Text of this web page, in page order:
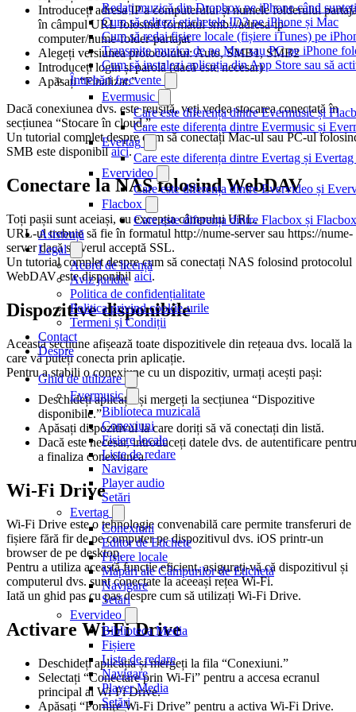
Redați muzică din Dropbox pe iPhone când
Cum să editezi etichetele ID3 pe iPhone și Mac
Cum să redai fișiere locale (fișiere iTunes) pe
Transmite muzica de pe Mac sau PC pe iPhone
Cum să instalezi aplicația din App Store sau să
Întrebări frecvente
Evermusic
Care este diferența dintre Evermusic și
Care este diferența dintre Evermusic și
Evertag
Care este diferența dintre Evertag și
Evervideo
Care este diferența dintre Evervideo și
Flacbox
Care este diferența dintre Flacbox și
Asistență
Legal
Acord de licență
Aviz juridic
Politica de confidențialitate
Politica privind cookie-urile
Termeni și Condiții
Contact
Despre
Ghid de utilizare
Evermusic
Biblioteca muzicală
Conexiuni
Fișiere locale
Liste de redare
Navigare
Player audio
Setări
Evertag
Conexiuni
Editor de Etichete
Fișiere locale
Mapări ale Câmpurilor de Etichetă
Navigare
Setări
Evervideo
Biblioteca Media
Fișiere
Liste de redare
Navigare
Player Media
Setări
Introduceți adresa IP a computerului și numele folderului
în câmpul URL folosind formatul smb://adresa-ip-
computer/nume-folder-partajat
Alegeți versiunea protocolului: Auto, SMB1, SMB2
Introduceți login și parolă (dacă este necesar)
Apăsați “Finalizat.”
Dacă conexiunea dvs. este reușită, veți vedea stocarea conectată în
secțiunea “Stocare în cloud.”
Un tutorial complet despre cum să conectați Mac-ul sau PC-ul
SMB este disponibilaici.
Conectare la NAS folosind WebDAV
Toți pașii sunt aceiași, cu excepția câmpului URL.
URL-ul trebuie să fie în formatul http://nume-server sau https://nume-
server dacă serverul acceptă SSL.
Un tutorial complet despre cum să conectați NAS folosind protocolul
WebDAV este disponibil aici.
Dispozitive disponibile
Această secțiune afișează toate dispozitivele din rețeaua dvs. locală la
care vă puteți conecta prin aplicație.
Pentru a stabili o conexiune cu un dispozitiv, urmați acești pași:
Deschideți aplicația și mergeți la secțiunea “Dispozitive
disponibile.”
Apăsați dispozitivul la care doriți să vă conectați din listă.
Dacă este necesar, introduceți datele dvs. de autentificare pentru
a finaliza conexiunea.
Wi-Fi Drive
Wi-Fi Drive este o tehnologie convenabilă care permite transferuri de
fișiere fără fir de pe computer pe dispozitivul dvs. iOS printr-un
browser de pe desktop.
Pentru a utiliza această funcție eficient, asigurați-vă că dispozitivul și
computerul dvs. sunt conectate la aceeași rețea Wi-Fi.
Iată un ghid pas cu pas despre cum să utilizați Wi-Fi Drive.
Activare Wi-Fi Drive
Deschideți aplicația și mergeți la fila “Conexiuni.”
Selectați “Conectare prin Wi-Fi” pentru a accesa ecranul
principal al Wi-Fi Drive.
Apăsați “Pornire Wi-Fi Drive” pentru a activa Wi-Fi Drive.